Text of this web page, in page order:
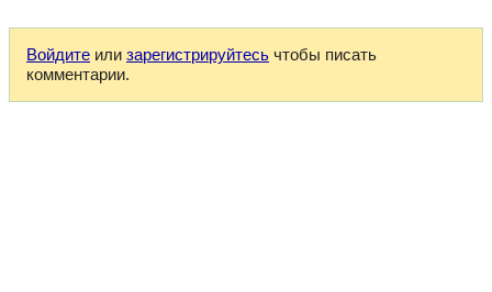
Войдите или зарегистрируйтесь чтобы писать
комментарии.